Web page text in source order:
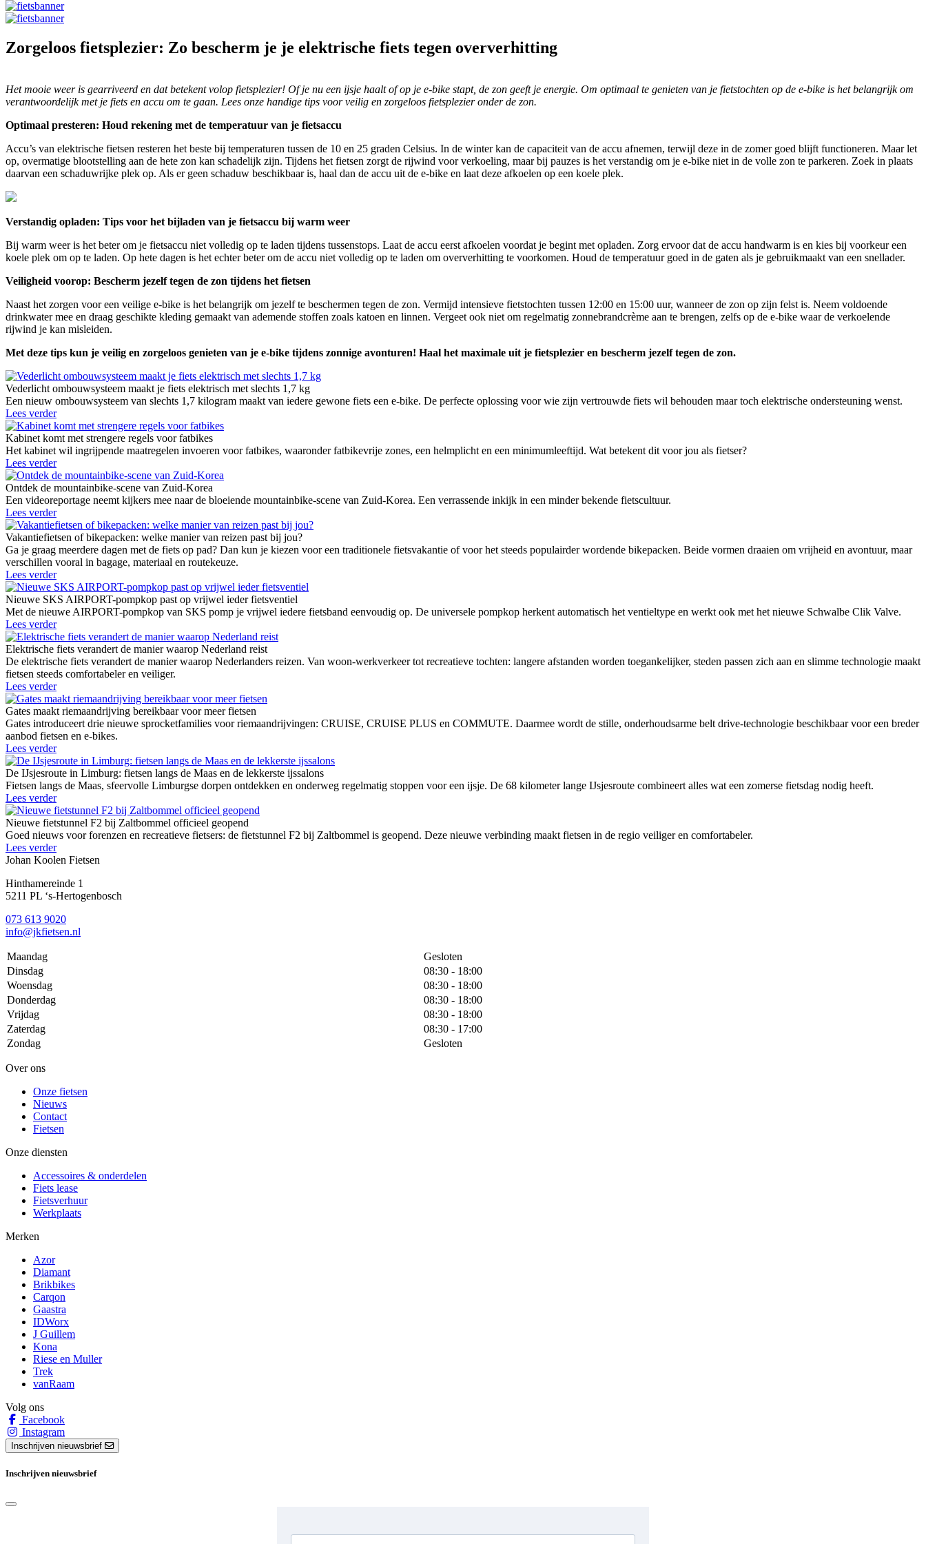
Zorgeloos fietsplezier: Zo bescherm je je elektrische fiets tegen oververhitting
Het mooie weer is gearriveerd en dat betekent volop fietsplezier! Of je nu een ijsje haalt of op je e-bike stapt, de zon geeft je energie. Om optimaal te genieten van je fietstochten op de e-bike is het belangrijk om
verantwoordelijk met je fiets en accu om te gaan. Lees onze handige tips voor veilig en zorgeloos fietsplezier onder de zon.
Optimaal presteren: Houd rekening met de temperatuur van je fietsaccu
Accu’s van elektrische fietsen resteren het beste bij temperaturen tussen de 10 en 25 graden Celsius. In de winter kan de capaciteit van de accu afnemen, terwijl deze in de zomer goed blijft functioneren. Maar let
op, overmatige blootstelling aan de hete zon kan schadelijk zijn. Tijdens het fietsen zorgt de rijwind voor verkoeling, maar bij pauzes is het verstandig om je e-bike niet in de volle zon te parkeren. Zoek in plaats
daarvan een schaduwrijke plek op. Als er geen schaduw beschikbaar is, haal dan de accu uit de e-bike en laat deze afkoelen op een koele plek.
Verstandig opladen: Tips voor het bijladen van je fietsaccu bij warm weer
Bij warm weer is het beter om je fietsaccu niet volledig op te laden tijdens tussenstops. Laat de accu eerst afkoelen voordat je begint met opladen. Zorg ervoor dat de accu handwarm is en kies bij voorkeur een
koele plek om op te laden. Op hete dagen is het echter beter om de accu niet volledig op te laden om oververhitting te voorkomen. Houd de temperatuur goed in de gaten als je gebruikmaakt van een snellader.
Veiligheid voorop: Bescherm jezelf tegen de zon tijdens het fietsen
Naast het zorgen voor een veilige e-bike is het belangrijk om jezelf te beschermen tegen de zon. Vermijd intensieve fietstochten tussen 12:00 en 15:00 uur, wanneer de zon op zijn felst is. Neem voldoende
drinkwater mee en draag geschikte kleding gemaakt van ademende stoffen zoals katoen en linnen. Vergeet ook niet om regelmatig zonnebrandcrème aan te brengen, zelfs op de e-bike waar de verkoelende
rijwind je kan misleiden.
Met deze tips kun je veilig en zorgeloos genieten van je e-bike tijdens zonnige avonturen! Haal het maximale uit je fietsplezier en bescherm jezelf tegen de zon.
Vederlicht ombouwsysteem maakt je fiets elektrisch met slechts 1,7 kg
Een nieuw ombouwsysteem van slechts 1,7 kilogram maakt van iedere gewone fiets een e-bike. De perfecte oplossing voor wie zijn vertrouwde fiets wil behouden maar toch elektrische ondersteuning wenst.
Lees verder
Kabinet komt met strengere regels voor fatbikes
Het kabinet wil ingrijpende maatregelen invoeren voor fatbikes, waaronder fatbikevrije zones, een helmplicht en een minimumleeftijd. Wat betekent dit voor jou als fietser?
Lees verder
Ontdek de mountainbike-scene van Zuid-Korea
Een videoreportage neemt kijkers mee naar de bloeiende mountainbike-scene van Zuid-Korea. Een verrassende inkijk in een minder bekende fietscultuur.
Lees verder
Vakantiefietsen of bikepacken: welke manier van reizen past bij jou?
Ga je graag meerdere dagen met de fiets op pad? Dan kun je kiezen voor een traditionele fietsvakantie of voor het steeds populairder wordende bikepacken. Beide vormen draaien om vrijheid en avontuur, maar
verschillen vooral in bagage, materiaal en routekeuze.
Lees verder
Nieuwe SKS AIRPORT-pompkop past op vrijwel ieder fietsventiel
Met de nieuwe AIRPORT-pompkop van SKS pomp je vrijwel iedere fietsband eenvoudig op. De universele pompkop herkent automatisch het ventieltype en werkt ook met het nieuwe Schwalbe Clik Valve.
Lees verder
Elektrische fiets verandert de manier waarop Nederland reist
De elektrische fiets verandert de manier waarop Nederlanders reizen. Van woon-werkverkeer tot recreatieve tochten: langere afstanden worden toegankelijker, steden passen zich aan en slimme technologie maakt
fietsen steeds comfortabeler en veiliger.
Lees verder
Gates maakt riemaandrijving bereikbaar voor meer fietsen
Gates introduceert drie nieuwe sprocketfamilies voor riemaandrijvingen: CRUISE, CRUISE PLUS en COMMUTE. Daarmee wordt de stille, onderhoudsarme belt drive-technologie beschikbaar voor een breder
aanbod fietsen en e-bikes.
Lees verder
De IJsjesroute in Limburg: fietsen langs de Maas en de lekkerste ijssalons
Fietsen langs de Maas, sfeervolle Limburgse dorpen ontdekken en onderweg regelmatig stoppen voor een ijsje. De 68 kilometer lange IJsjesroute combineert alles wat een zomerse fietsdag nodig heeft.
Lees verder
Nieuwe fietstunnel F2 bij Zaltbommel officieel geopend
Goed nieuws voor forenzen en recreatieve fietsers: de fietstunnel F2 bij Zaltbommel is geopend. Deze nieuwe verbinding maakt fietsen in de regio veiliger en comfortabeler.
Lees verder
Johan Koolen Fietsen
Hinthamereinde 1
5211 PL ‘s-Hertogenbosch
073 613 9020
info@jkfietsen.nl
Maandag
Gesloten
Dinsdag
08:30 - 18:00
Woensdag
08:30 - 18:00
Donderdag
08:30 - 18:00
Vrijdag
08:30 - 18:00
Zaterdag
08:30 - 17:00
Zondag
Gesloten
Over ons
Onze fietsen
Nieuws
Contact
Fietsen
Onze diensten
Accessoires & onderdelen
Fiets lease
Fietsverhuur
Werkplaats
Merken
Azor
Diamant
Brikbikes
Carqon
Gaastra
IDWorx
J Guillem
Kona
Riese en Muller
Trek
vanRaam
Volg ons
Facebook
Instagram
Inschrijven nieuwsbrief
Inschrijven nieuwsbrief